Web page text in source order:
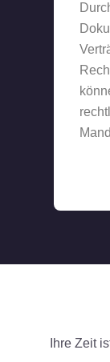
Ihre Zeit